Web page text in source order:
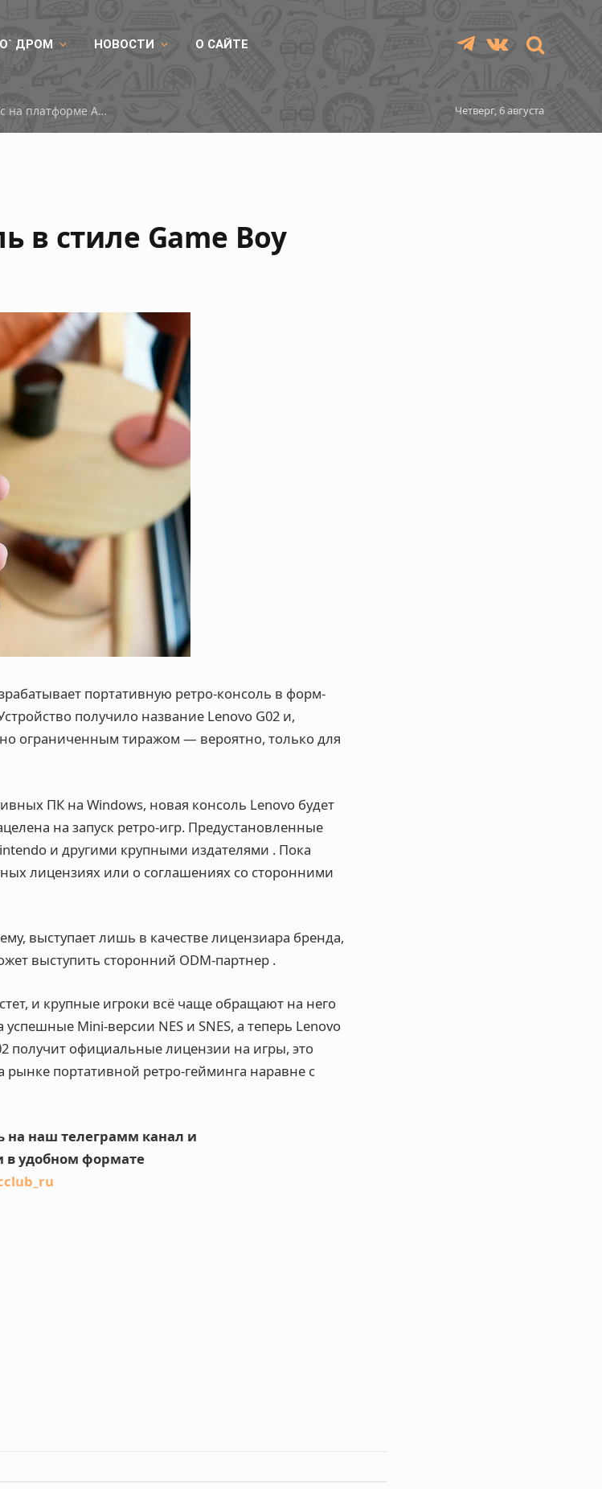
ДРОМ НОВОСТИ О САЙТЕ TelegramVKontakte
Китайская память DDR5 покорила 8800 МТ/с на платформе AMD Четверг, 6 августа
в стиле Game Boy
портативную ретро-консоль в форм-
получило название Lenovo G02 и,
ограниченным тиражом — вероятно, только для
ПК на Windows, новая консоль Lenovo будет
на запуск ретро-игр. Предустановленные
и другими крупными издателями . Пока
лицензиях или о соглашениях со сторонними
выступает лишь в качестве лицензиара бренда,
выступить сторонний ODM-партнер .
и крупные игроки всё чаще обращают на него
Mini-версии NES и SNES, а теперь Lenovo
получит официальные лицензии на игры, это
рынке портативной ретро-гейминга наравне с
на наш телеграмм канал и
в удобном формате